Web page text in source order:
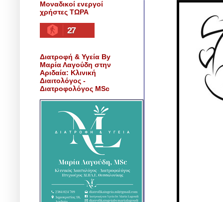
Μοναδικοί ενεργοί
χρήστες ΤΩΡΑ
27
Διατροφή & Υγεία By
Μαρία Λαγούδη στην
Αριδαία: Κλινική
Διαιτολόγος -
Διατροφολόγος MSc